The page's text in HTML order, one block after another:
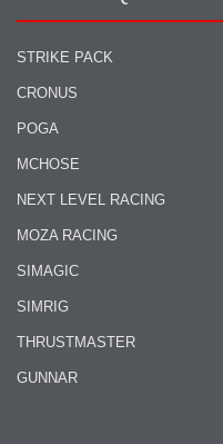
STRIKE PACK
CRONUS
POGA
MCHOSE
NEXT LEVEL RACING
MOZA RACING
SIMAGIC
SIMRIG
THRUSTMASTER
GUNNAR